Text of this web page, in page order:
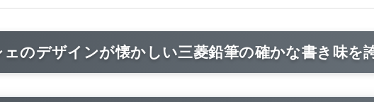
のデザインが懐かしい三菱鉛筆の確かな書き味を